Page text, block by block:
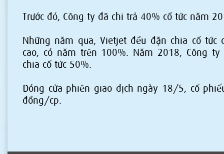
Trước đó, Công ty đã chi trả 40% cổ tức năm
Những năm qua, Vietjet đều đặn chia cổ
cao, có năm trên 100%. Năm 2018, Công
chia cổ tức 50%.
Đóng cửa phiên giao dịch ngày 18/5, cổ
đồng/cp.